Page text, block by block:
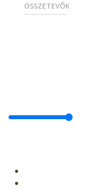
ÖSSZETEVŐK